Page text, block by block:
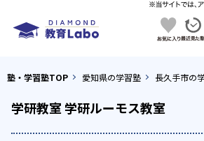
塾・学習塾TOP 愛知県の学習塾 長久手市の
学研教室 学研ルーモス教室